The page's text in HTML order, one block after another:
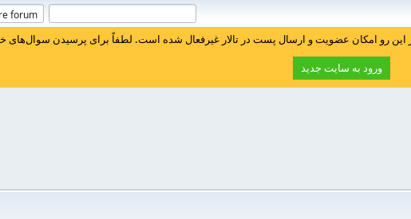
رو امکان عضویت و ارسال پست در تالار غیرفعال شده است. لطفاً برای پرسیدن سوال‌های
ورود به سایت جدید